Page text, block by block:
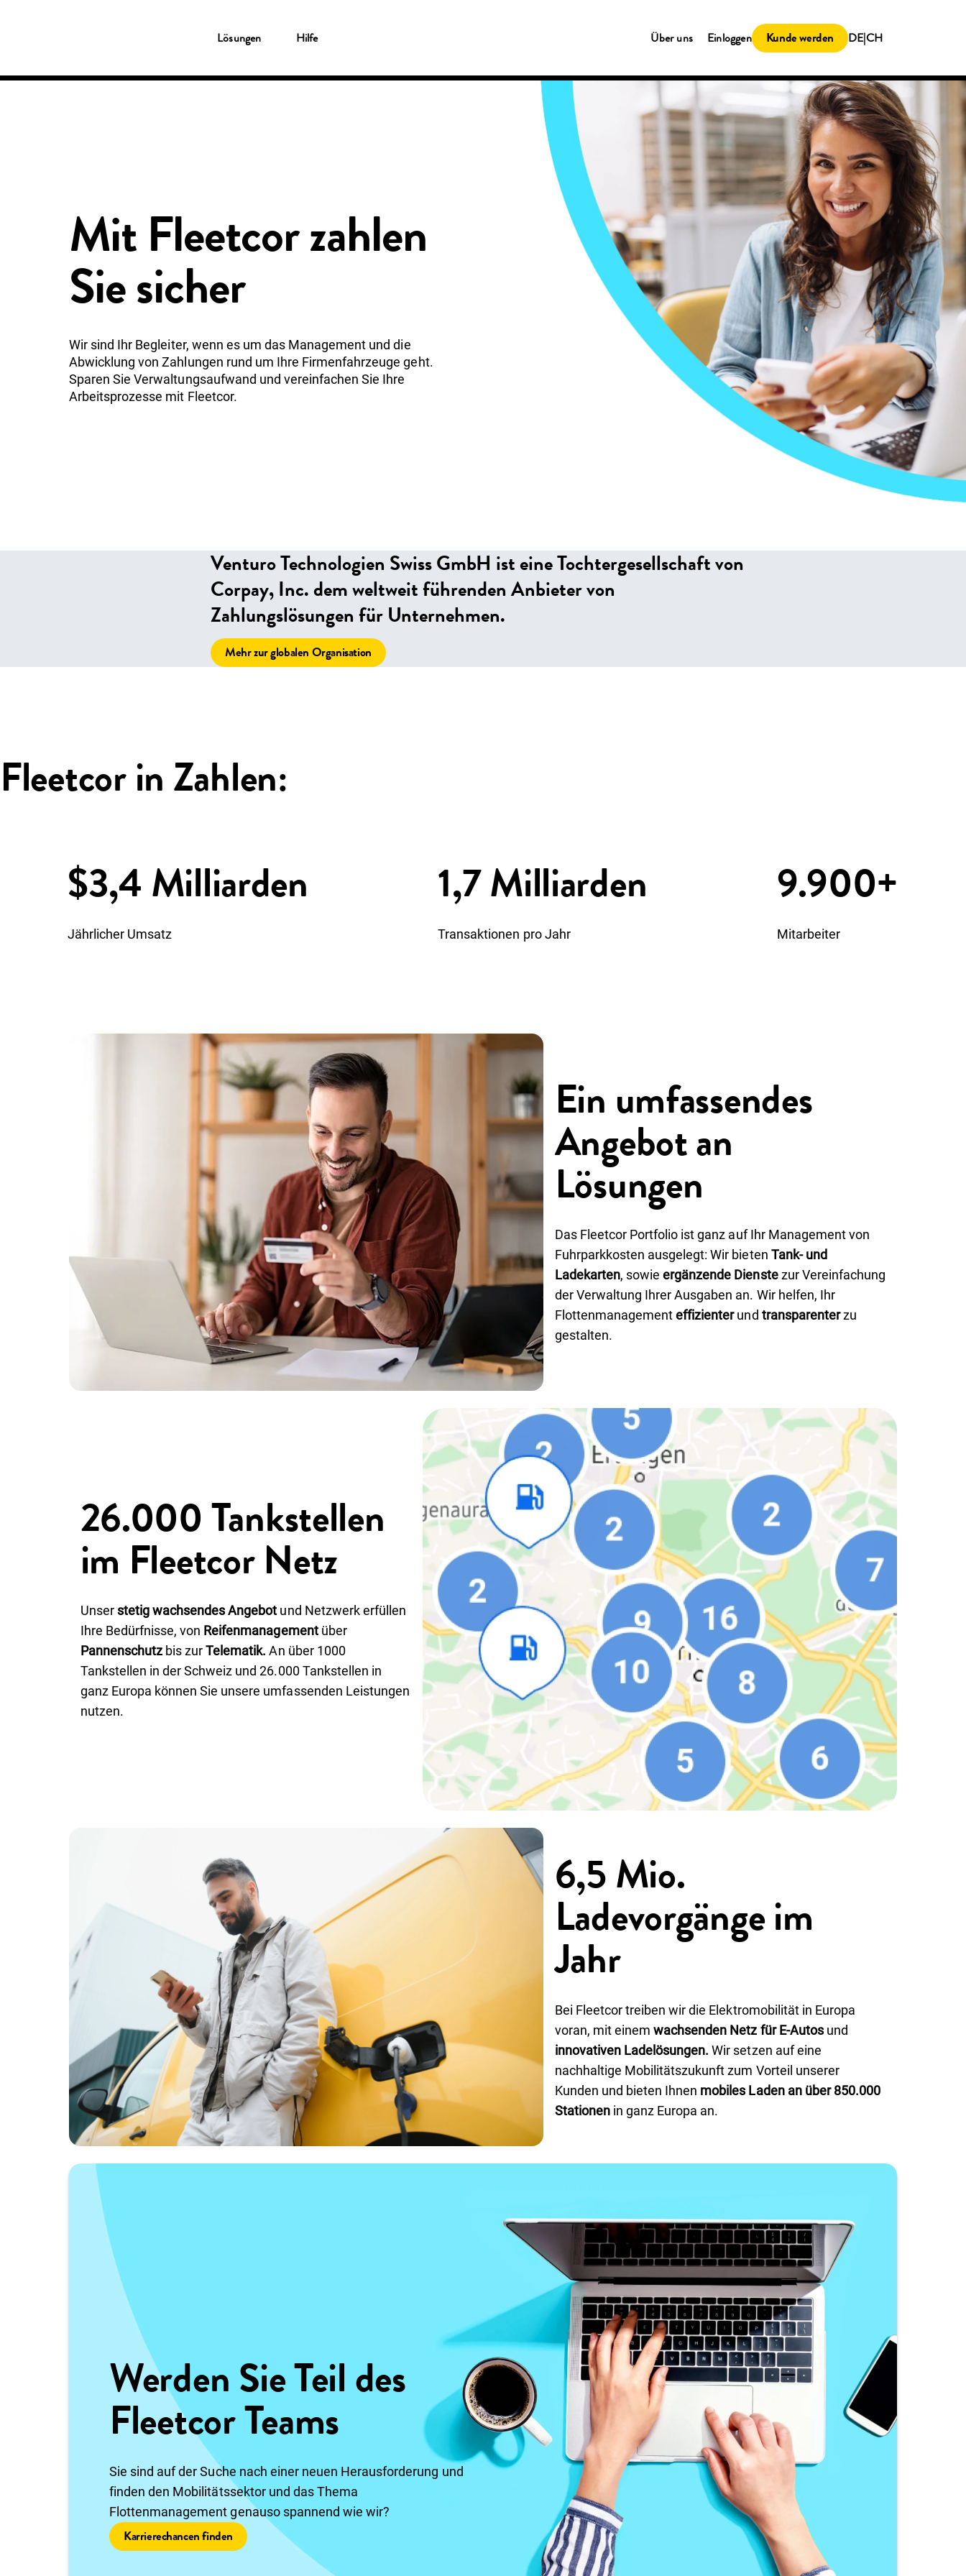
Ladekarten
Kunde werden
Lösungen Hilfe Über uns Einloggen Kunde werden DE|CH
Mit Fleetcor zahlen
Sie sicher
Wir sind Ihr Begleiter, wenn es um das Management und die
Abwicklung von Zahlungen rund um Ihre Firmenfahrzeuge geht.
Sparen Sie Verwaltungsaufwand und vereinfachen Sie Ihre
Arbeitsprozesse mit Fleetcor.
Venturo Technologien Swiss GmbH ist eine Tochtergesellschaft von
Corpay, Inc. dem weltweit führenden Anbieter von
Zahlungslösungen für Unternehmen.
Mehr zur globalen Organisation
Fleetcor in Zahlen:
$3,4 Milliarden
Jährlicher Umsatz
1,7 Milliarden
Transaktionen pro Jahr
9.900+
Mitarbeiter
Ein umfassendes
Angebot an
Lösungen
Das Fleetcor Portfolio ist ganz auf Ihr Management von
Fuhrparkkosten ausgelegt: Wir bieten Tank- und
Ladekarten, sowieergänzende Dienstezur Vereinfachung
der Verwaltung Ihrer Ausgaben an. Wir helfen, Ihr
Flottenmanagementeffizienterund transparenterzu
gestalten.
26.000 Tankstellen
im Fleetcor Netz
Unserstetig wachsendes Angebot und Netzwerk erfüllen
Ihre Bedürfnisse, von Reifenmanagementüber
Pannenschutzbis zurTelematik. An über 1000
Tankstellen in der Schweiz und 26.000 Tankstellen in
ganz Europa können Sie unsere umfassenden Leistungen
nutzen.
6,5 Mio.
Ladevorgänge im
Jahr
Bei Fleetcor treiben wir die Elektromobilität in Europa
voran, mit einemwachsenden Netz für E-Autosund
innovativen Ladelösungen. Wir setzen auf eine
nachhaltige Mobilitätszukunft zum Vorteil unserer
Kunden und bieten Ihnen mobiles Laden an über 850.000
Stationenin ganz Europa an.
Werden Sie Teil des
Fleetcor Teams
Sie sind auf der Suche nach einer neuen Herausforderung und
finden den Mobilitätssektor und das Thema
Flottenmanagement genauso spannend wie wir?
Karrierechancen finden